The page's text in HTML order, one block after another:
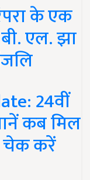
के एक
एल. झा
24वीं
कब मिल
चेक करें